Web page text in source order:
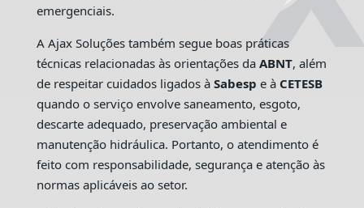
emergenciais.
A Ajax Soluções também segue boas práticas
técnicas relacionadas às orientações da ABNT, além
de respeitar cuidados ligados à Sabesp e à CETESB
quando o serviço envolve saneamento, esgoto,
descarte adequado, preservação ambiental e
manutenção hidráulica. Portanto, o atendimento é
feito com responsabilidade, segurança e atenção às
normas aplicáveis ao setor.